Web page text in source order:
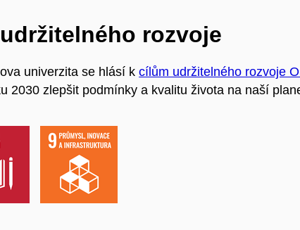
rozvoje
univerzita se hlásí kcílům udržitelného rozvoje
2030 zlepšit podmínky a kvalitu života na naší